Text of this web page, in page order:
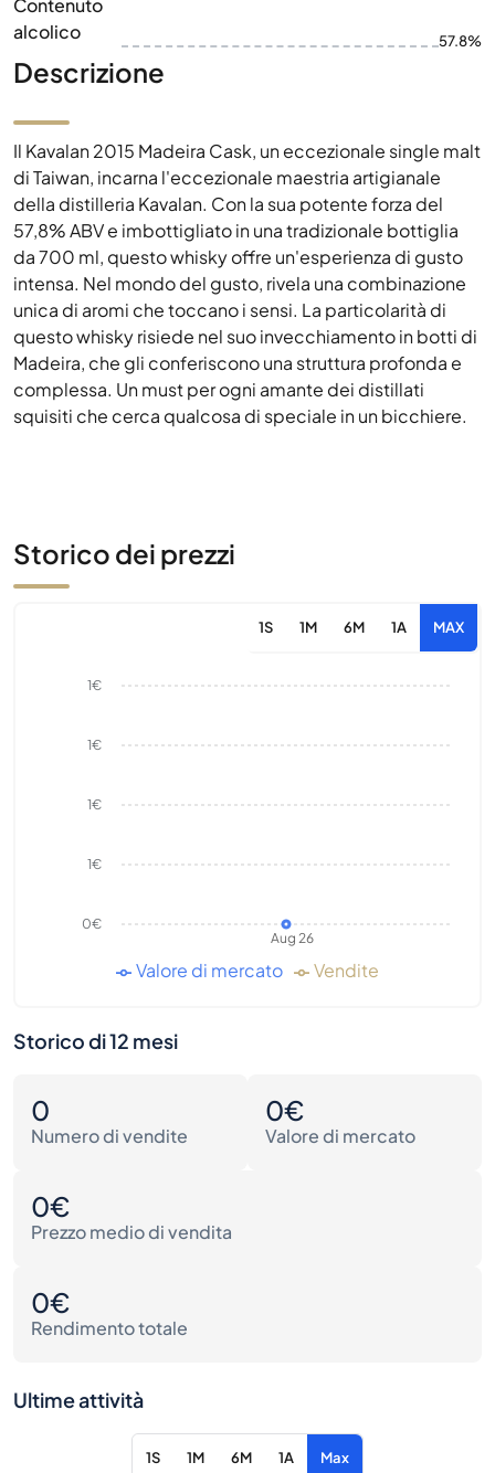
Contenuto
alcolico
57.8%
Descrizione
Il Kavalan 2015 Madeira Cask, un eccezionale single malt
di Taiwan, incarna l'eccezionale maestria artigianale
della distilleria Kavalan. Con la sua potente forza del
57,8% ABV e imbottigliato in una tradizionale bottiglia
da 700 ml, questo whisky offre un'esperienza di gusto
intensa. Nel mondo del gusto, rivela una combinazione
unica di aromi che toccano i sensi. La particolarità di
questo whisky risiede nel suo invecchiamento in botti di
Madeira, che gli conferiscono una struttura profonda e
complessa. Un must per ogni amante dei distillati
squisiti che cerca qualcosa di speciale in un bicchiere.
Storico dei prezzi
1S 1M 6M 1A MAX
Aug 26
0€
1€
1€
1€
1€
Valore di mercato Vendite
Storico di 12 mesi
0
Numero di vendite
0€
Valore di mercato
0€
Prezzo medio di vendita
0€
Rendimento totale
Ultime attività
1S 1M 6M 1A Max